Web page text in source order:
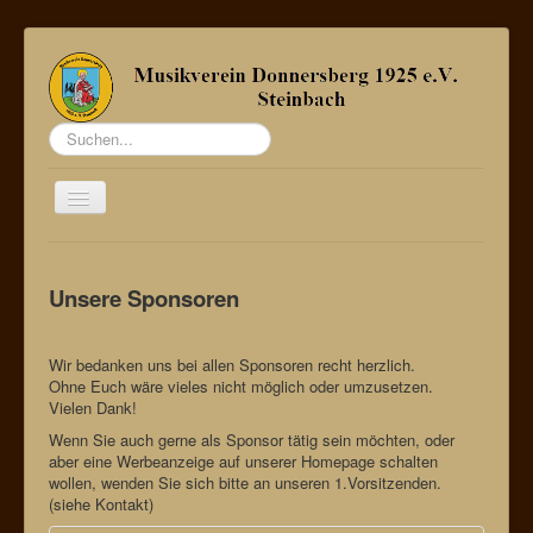
Suchen...
Toggle
Über uns
Bildergalerie
Sponsoren
Kontakt / Mitglied werden
Datenschutz
Unsere Sponsoren
Wir bedanken uns bei allen Sponsoren recht herzlich.
Ohne Euch wäre vieles nicht möglich oder umzusetzen.
Vielen Dank!
Wenn Sie auch gerne als Sponsor tätig sein möchten, oder
aber eine Werbeanzeige auf unserer Homepage schalten
wollen, wenden Sie sich bitte an unseren 1.Vorsitzenden.
(siehe Kontakt)